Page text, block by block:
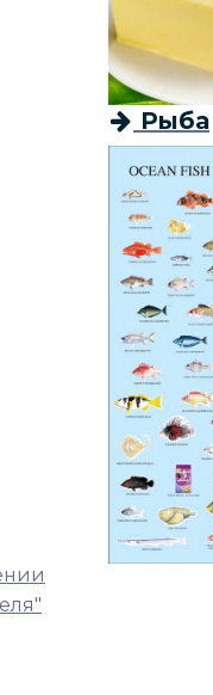
Рыба